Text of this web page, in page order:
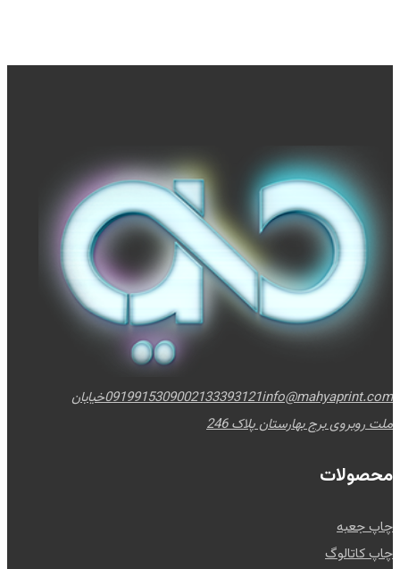
0919915309002133393121info@mahyaprint.com
خیابان
ملت روبروی برج بهارستان پلاک 246
محصولات
چاپ جعبه
چاپ کاتالوگ